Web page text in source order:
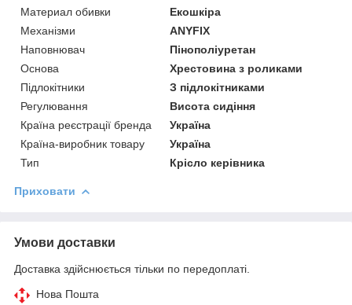
Материал обивки
Екошкіра
Механізми
ANYFIX
Наповнювач
Пінополіуретан
Основа
Хрестовина з роликами
Підлокітники
З підлокітниками
Регулювання
Висота сидіння
Країна реєстрації бренда
Україна
Країна-виробник товару
Україна
Тип
Крісло керівника
Приховати
Умови доставки
Доставка здійснюється тільки по передоплаті.
Нова Пошта